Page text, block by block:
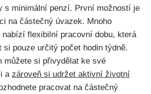
s minimální penzí. První možností je
na částečný úvazek. Mnoho
flexibilní pracovní dobu, která
si pouze určitý počet hodin týdně.
můžete si přivydělat ke své
a zároveň si udržet aktivní životní
pracovat na částečný